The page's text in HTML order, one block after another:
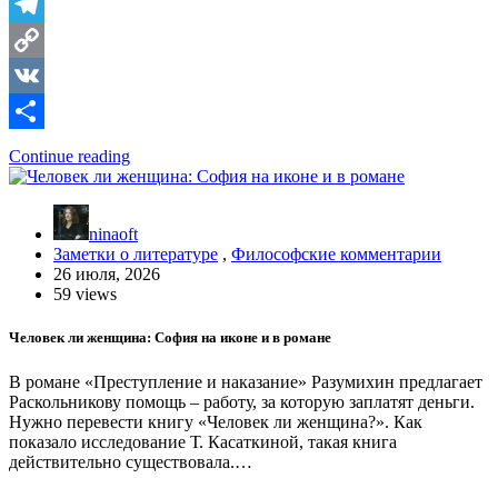
Telegram
Copy
Link
VK
Отправить
Continue reading
ninaoft
Заметки о литературе , Философские комментарии
26 июля, 2026
59 views
Человек ли женщина: София на иконе и в романе
В романе «Преступление и наказание» Разумихин предлагает
Раскольникову помощь – работу, за которую заплатят деньги.
Нужно перевести книгу «Человек ли женщина?». Как
показало исследование Т. Касаткиной, такая книга
действительно существовала.…